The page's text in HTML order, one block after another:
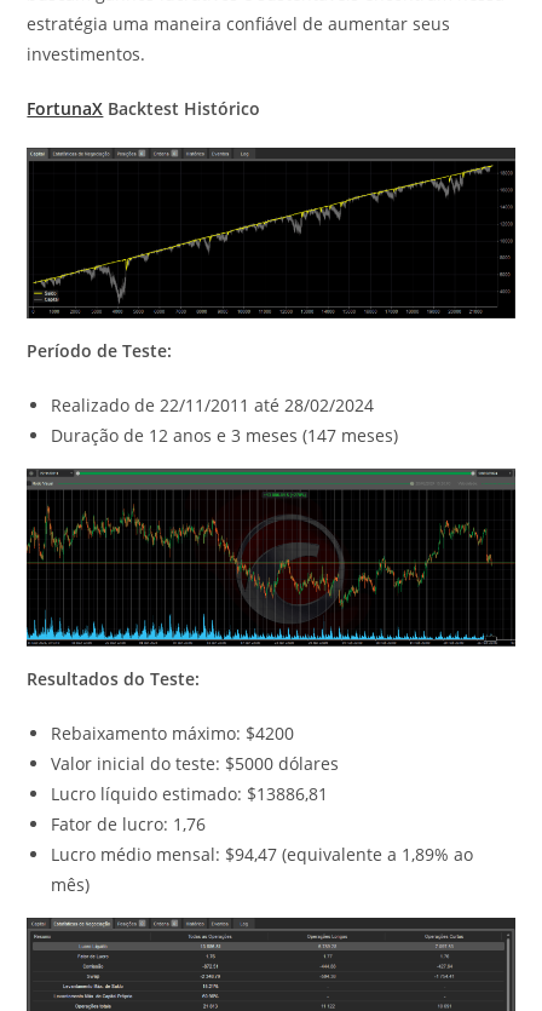
estratégia uma maneira confiável de aumentar seus
investimentos.
FortunaX Backtest Histórico
Período de Teste:
Realizado de 22/11/2011 até 28/02/2024
Duração de 12 anos e 3 meses (147 meses)
Resultados do Teste:
Rebaixamento máximo: $4200
Valor inicial do teste: $5000 dólares
Lucro líquido estimado: $13886,81
Fator de lucro: 1,76
Lucro médio mensal: $94,47 (equivalente a 1,89% ao
mês)